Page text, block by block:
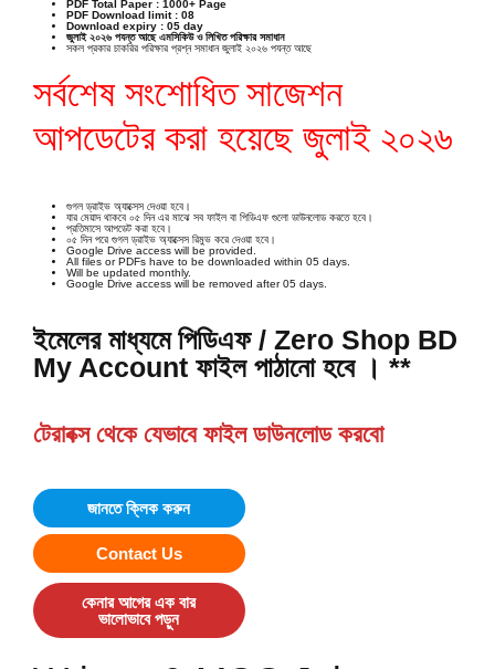
PDF Total Paper : 1000+ Page
PDF Download limit : 08
Download expiry : 05 day
জুলাই ২০২৬ পযন্ত আছে এমসিকিউ ও লিখিত পরিক্ষার সমাধান
সকল প্রকার চাকরির পরিক্ষার প্রশ্ন সমাধান জুলাই ২০২৬ পযন্ত আছে
সর্বশেষ সংশোধিত সাজেশন
আপডেটের করা হয়েছে জুলাই ২০২৬
গুগল ড্রাইভ অ্যাক্সেস দেওয়া হবে।
যার মেয়াদ থাকবে ০৫ দিন এর মাঝে সব ফাইল বা পিডিএফ গুলো ডাউনলোড করতে হবে।
প্রতিমাসে আপডেট করা হবে।
০৫ দিন পরে গুগল ড্রাইভ অ্যাক্সেস রিমুভ করে দেওয়া হবে।
Google Drive access will be provided.
All files or PDFs have to be downloaded within 05 days.
Will be updated monthly.
Google Drive access will be removed after 05 days.
ইমেলের মাধ্যমে পিডিএফ / Zero Shop BD
My Account ফাইল পাঠানো হবে । **
টেরাবক্স থেকে যেভাবে ফাইল ডাউনলোড করবো
জানতে ক্লিক করুন
Contact Us
কেনার আগের এক বার
ভালোভাবে পড়ুন